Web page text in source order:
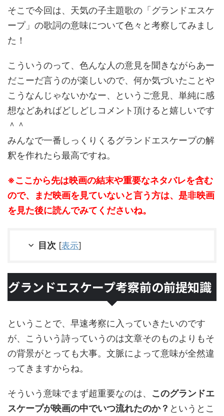
そこで今回は、天気の子主題歌の「グランドエスケ
ープ」の歌詞の意味について色々と考察してみまし
た！
こういうのって、色んな人の意見を聞きながらあー
だこーだ言うのが楽しいので、何か気づいたことや
こうなんじゃないかなー、というご意見、単純に感
想などあればどしどしコメント頂けると嬉しいです
＾＾
みんなで一番しっくりくるグランドエスケープの解
釈を作れたら最高ですね。
※ここから先は映画の結末や重要なネタバレを含む
ので、まだ映画を見ていないと言う方は、是非映画
を見た後に読んでみてくださいね。
目次 [表示]
グランドエスケープ考察前の前提知識
ということで、早速考察に入っていきたいのです
が、こういう詩っていうのは文章そのものよりもそ
の背景がとっても大事。文脈によって意味が全然違
ってきますからね。
そういう意味でまず超重要なのは、 このグランドエ
スケープが映画の中でいつ流れたのか？ というとこ